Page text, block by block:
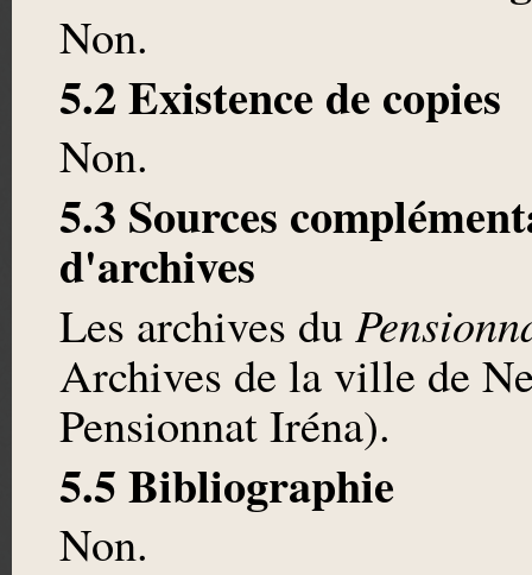
Non.
5.2 Existence de copies
Non.
5.3 Sources
d'archives
Les archives du
Archives de la ville de
Pensionnat Iréna).
5.5 Bibliographie
Non.